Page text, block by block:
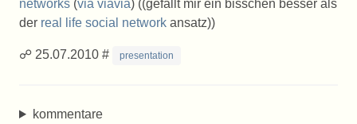
networks (via viavia) ((gefällt mir ein bisschen besser als
der real life social network ansatz))
☍ 25.07.2010 # presentation
kommentare